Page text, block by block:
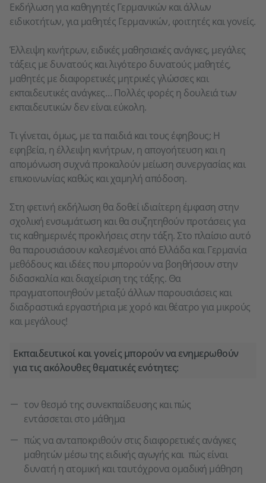
Εκδήλωση για καθηγητές Γερμανικών και άλλων
ειδικοτήτων, για μαθητές Γερμανικών, φοιτητές και γονείς.
Έλλειψη κινήτρων, ειδικές μαθησιακές ανάγκες, μεγάλες
τάξεις με δυνατούς και λιγότερο δυνατούς μαθητές,
μαθητές με διαφορετικές μητρικές γλώσσες και
εκπαιδευτικές ανάγκες… Πολλές φορές η δουλειά των
εκπαιδευτικών δεν είναι εύκολη.
Τι γίνεται, όμως, με τα παιδιά και τους έφηβους; Η
εφηβεία, η έλλειψη κινήτρων, η απογοήτευση και η
απομόνωση συχνά προκαλούν μείωση συνεργασίας και
επικοινωνίας καθώς και χαμηλή απόδοση.
Στη φετινή εκδήλωση θα δοθεί ιδιαίτερη έμφαση στην
σχολική ενσωμάτωση και θα συζητηθούν προτάσεις για
τις καθημερινές προκλήσεις στην τάξη. Στο πλαίσιο αυτό
θα παρουσιάσουν καλεσμένοι από Ελλάδα και Γερμανία
μεθόδους και ιδέες που μπορούν να βοηθήσουν στην
διδασκαλία και διαχείριση της τάξης. Θα
πραγματοποιηθούν μεταξύ άλλων παρουσιάσεις και
διαδραστικά εργαστήρια με χορό και θέατρο για μικρούς
και μεγάλους!
Εκπαιδευτικοί και γονείς μπορούν να ενημερωθούν
για τις ακόλουθες θεματικές ενότητες:
τον θεσμό της συνεκπαίδευσης και πώς
εντάσσεται στο μάθημα
πώς να ανταποκριθούν στις διαφορετικές ανάγκες
μαθητών μέσω της ειδικής αγωγής και πώς είναι
δυνατή η ατομική και ταυτόχρονα ομαδική μάθηση